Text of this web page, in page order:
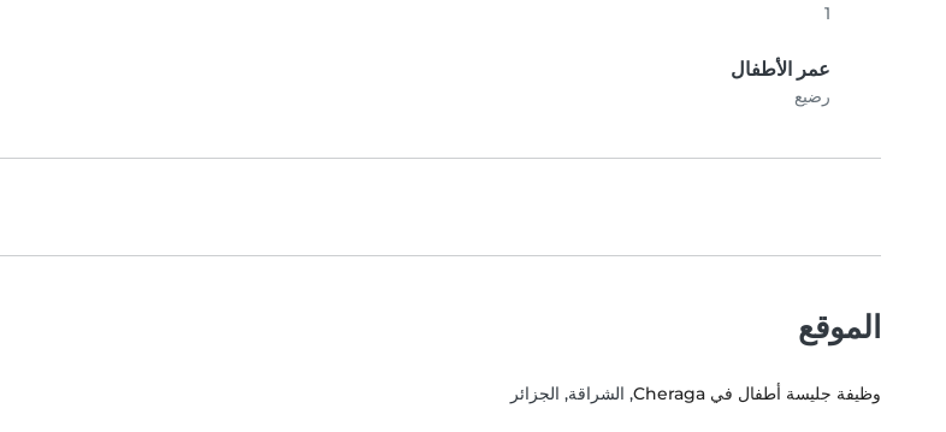
1
عمر الأطفال
رضيع
الموقع
وظيفة جليسة أطفال في Cheraga , الشراقة, الجزائر